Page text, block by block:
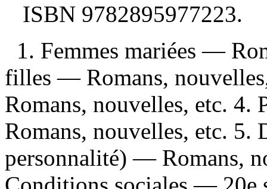
ISBN 9782895977223.
1. Femmes mariées —
filles — Romans,
Romans, nouvelles, etc.
Romans, nouvelles, etc. 5.
personnalité) — Romans,